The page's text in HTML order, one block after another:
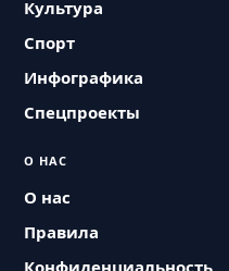
Культура
Спорт
Инфографика
Спецпроекты
О НАС
О нас
Правила
Конфиденциальность